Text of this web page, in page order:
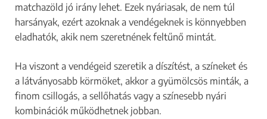
matchazöld jó irány lehet. Ezek nyáriasak, de nem túl
harsányak, ezért azoknak a vendégeknek is könnyebben
eladhatók, akik nem szeretnének feltűnő mintát.
Ha viszont a vendégeid szeretik a díszítést, a színeket és
a látványosabb körmöket, akkor a gyümölcsös minták, a
finom csillogás, a sellőhatás vagy a színesebb nyári
kombinációk működhetnek jobban.